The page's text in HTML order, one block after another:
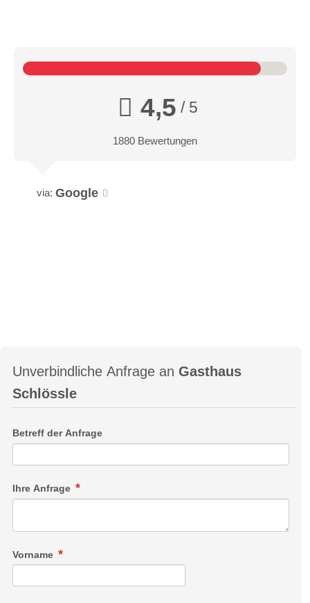
4,5 / 5
1880 Bewertungen
via: Google
Unverbindliche Anfrage an Gasthaus
Schlössle
Betreff der Anfrage
Ihre Anfrage
Vorname